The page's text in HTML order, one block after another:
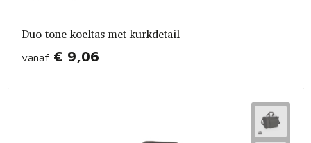
Duo tone koeltas met kurkdetail
vanaf € 9,06